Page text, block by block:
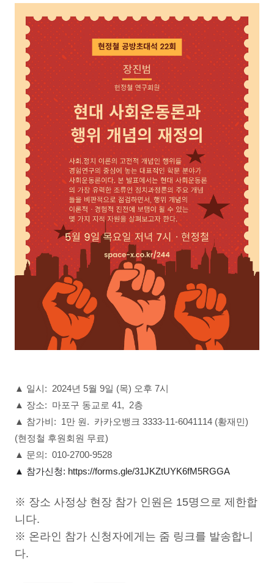
▲ 일시: 2024년 5월 9일 (목) 오후 7시
▲ 장소: 마포구 동교로 41, 2층
▲ 참가비: 1만 원. 카카오뱅크 3333-11-6041114 (황재민)
(현정철 후원회원 무료)
▲ 문의: 010-2700-9528
▲ 참가신청: https://forms.gle/31JKZtUYK6fM5RGGA
※ 장소 사정상 현장 참가 인원은 15명으로 제한합
니다.
※ 온라인 참가 신청자에게는 줌 링크를 발송합니
다.